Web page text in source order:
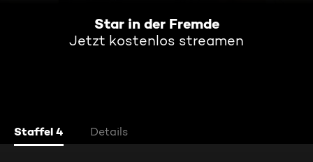
Star in der Fremde
Jetzt kostenlos streamen
Staffel 4 Details